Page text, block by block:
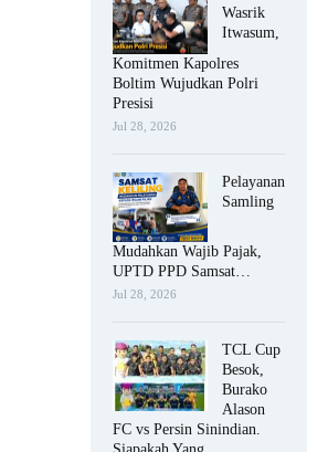
Wasrik
Itwasum,
Komitmen Kapolres
Boltim Wujudkan Polri
Presisi
Jul 28, 2026
Pelayanan
Samling
Mudahkan Wajib Pajak,
UPTD PPD Samsat…
Jul 28, 2026
TCL Cup
Besok,
Burako
Alason
FC vs Persin Sinindian.